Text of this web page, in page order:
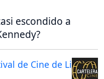
escondido a